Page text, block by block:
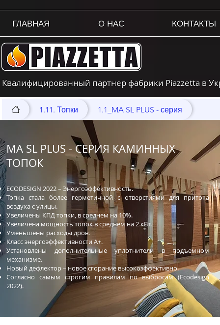
ГЛАВНАЯ О НАС КОНТАКТЫ
Квалифицированный партнер фабрики Piazzetta в
1.11. Топки 1.1_MA SL PLUS - серия
MA SL PLUS - СЕРИЯ КАМИННЫХ
ТОПОК
ECODESIGN 2022 – Энергоэффективность.
Топка стала более герметичной с отверстиями для притока
воздуха с улицы.
Увеличены КПД топки, в среднем на 10%.
Увеличена мощность топок в среднем на 2 кВт.
Уменьшены расходы дров.
Класс энергоэффективности А+.
Установлены дополнительные уплотнители в подъемном
механизме.
Новый дефлектор – новое сгорание высокоэффективно.
Согласно самым строгим правилам по выбросам (Ecodesign
2022).